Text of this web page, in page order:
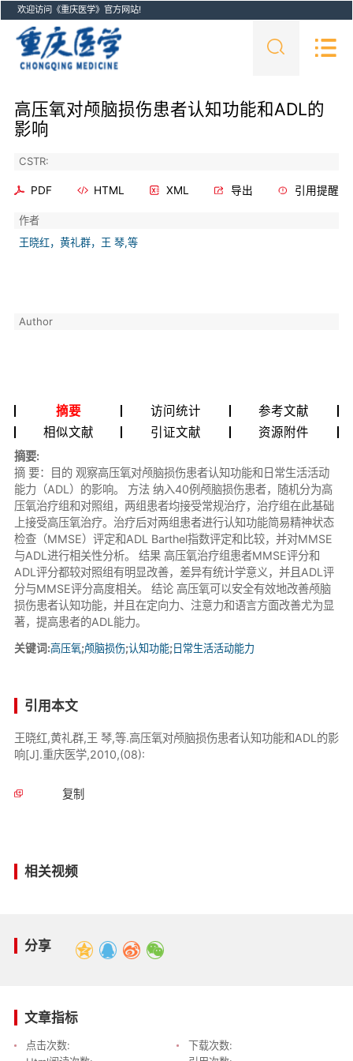
欢迎访问《重庆医学》官方网站!
高压氧对颅脑损伤患者认知功能和ADL的
影响
CSTR:
PDF HTML XML 导出 引用提醒
作者
王晓红，黄礼群，王 琴,等
Author
摘要 访问统计
参考文献
相似文献
引证文献 资源附件
摘要:
摘 要：目的 观察高压氧对颅脑损伤患者认知功能和日常生活活动
能力（ADL）的影响。 方法 纳入40例颅脑损伤患者，随机分为高
压氧治疗组和对照组，两组患者均接受常规治疗，治疗组在此基础
上接受高压氧治疗。治疗后对两组患者进行认知功能简易精神状态
检查（MMSE）评定和ADL Barthel指数评定和比较，并对MMSE
与ADL进行相关性分析。 结果 高压氧治疗组患者MMSE评分和
ADL评分都较对照组有明显改善，差异有统计学意义，并且ADL评
分与MMSE评分高度相关。 结论 高压氧可以安全有效地改善颅脑
损伤患者认知功能，并且在定向力、注意力和语言方面改善尤为显
著，提高患者的ADL能力。
关键词:高压氧;颅脑损伤;认知功能;日常生活活动能力
引用本文
王晓红,黄礼群,王 琴,等.高压氧对颅脑损伤患者认知功能和ADL的影
响[J].重庆医学,2010,(08):
复制
相关视频
分享
文章指标
点击次数:
下载次数: